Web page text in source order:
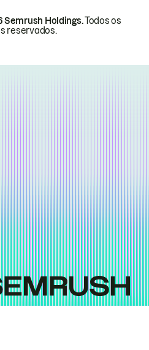
Semrush Holdings.Todos os
reservados.